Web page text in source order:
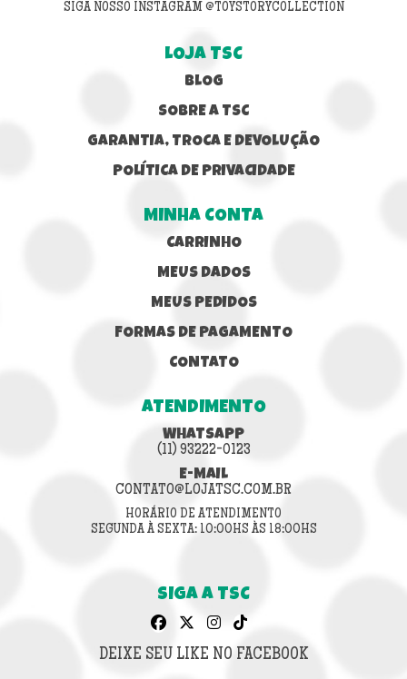
SIGA NOSSO INSTAGRAM @TOYSTORYCOLLECTION
LOJA TSC
BLOG
SOBRE A TSC
GARANTIA, TROCA E DEVOLUÇÃO
POLÍTICA DE PRIVACIDADE
MINHA CONTA
CARRINHO
MEUS DADOS
MEUS PEDIDOS
FORMAS DE PAGAMENTO
CONTATO
ATENDIMENTO
WHATSAPP
(11) 93222-0123
E-MAIL
CONTATO@LOJATSC.COM.BR
HORÁRIO DE ATENDIMENTO
SEGUNDA À SEXTA: 10:00HS ÀS 18:00HS
SIGA A TSC
DEIXE SEU LIKE NO FACEBOOK